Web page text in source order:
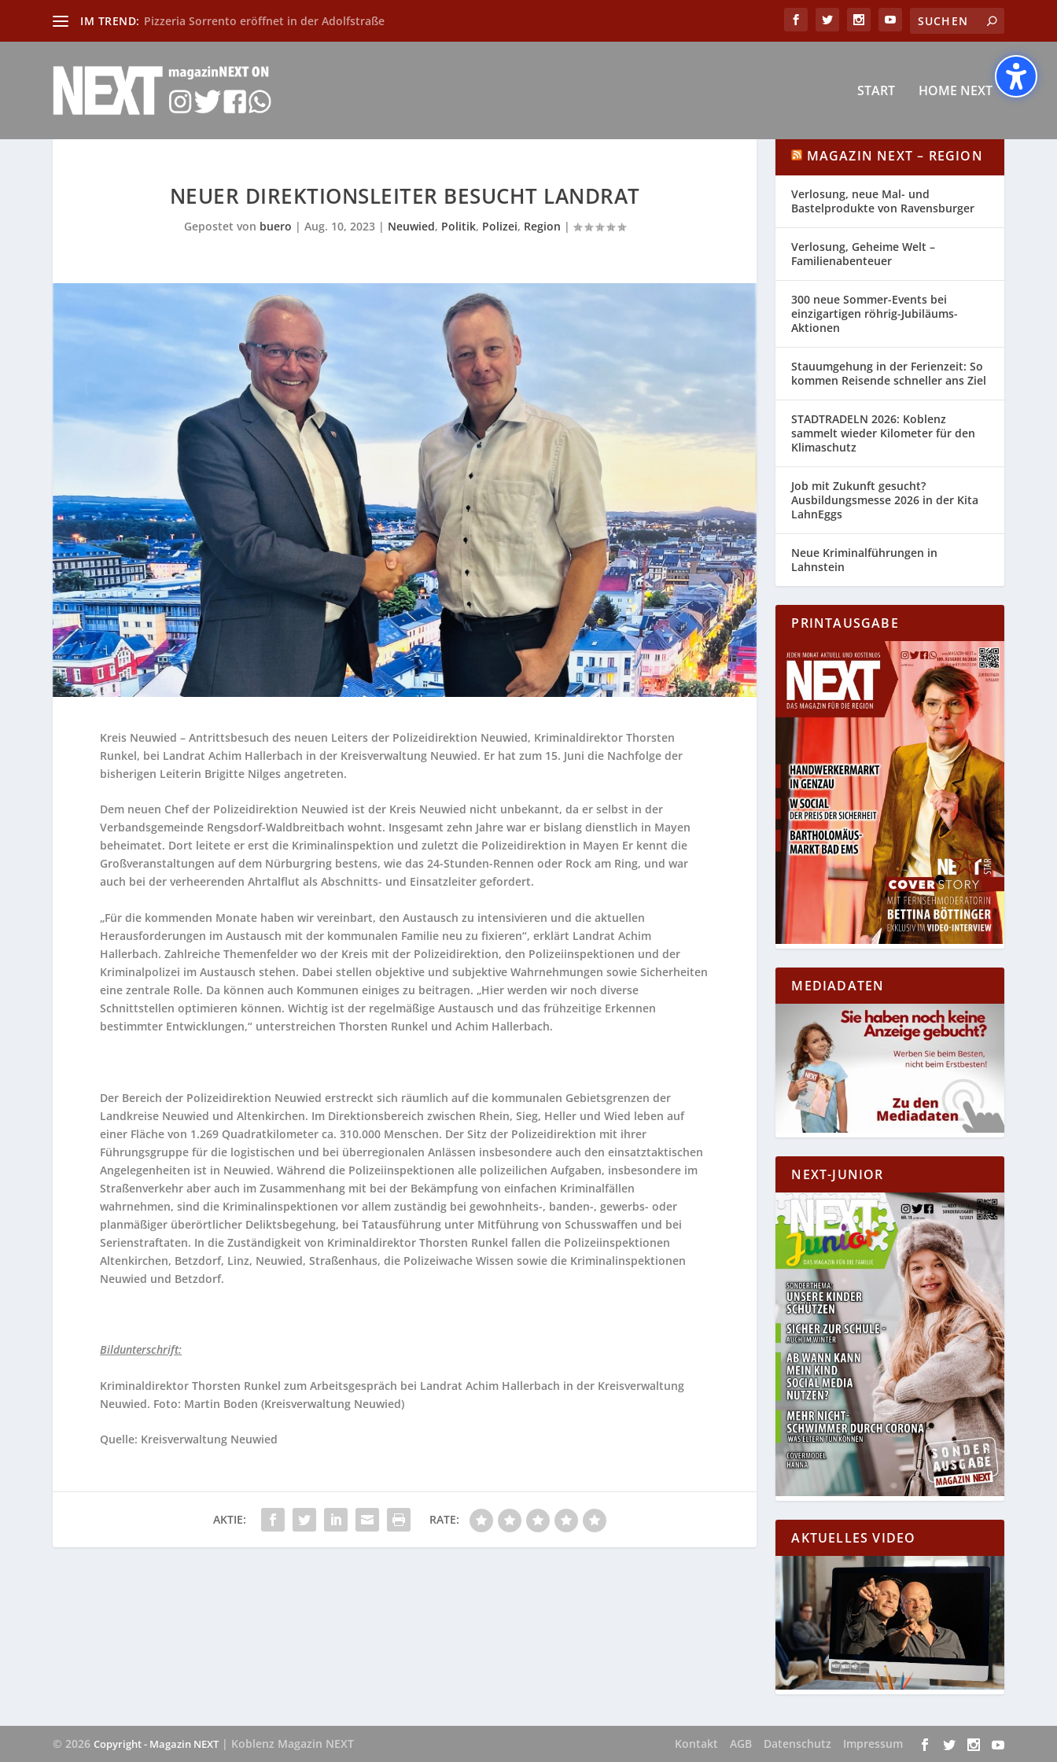
IM TREND: Pizzeria Sorrento eröffnet in der Adolfstraße
START HOME NEXT
NEUER DIREKTIONSLEITER BESUCHT LANDRAT
Gepostet von buero |Aug. 10, 2023 | Neuwied, Politik, Polizei, Region |
Kreis Neuwied – Antrittsbesuch des neuen Leiters der Polizeidirektion Neuwied, Kriminaldirektor Thorsten
Runkel, bei Landrat Achim Hallerbach in der Kreisverwaltung Neuwied. Er hat zum 15. Juni die Nachfolge der
bisherigen Leiterin Brigitte Nilges angetreten.
Dem neuen Chef der Polizeidirektion Neuwied ist der Kreis Neuwied nicht unbekannt, da er selbst in der
Verbandsgemeinde Rengsdorf-Waldbreitbach wohnt. Insgesamt zehn Jahre war er bislang dienstlich in Mayen
beheimatet. Dort leitete er erst die Kriminalinspektion und zuletzt die Polizeidirektion in Mayen Er kennt die
Großveranstaltungen auf dem Nürburgring bestens, wie das 24-Stunden-Rennen oder Rock am Ring, und war
auch bei der verheerenden Ahrtalflut als Abschnitts- und Einsatzleiter gefordert.
„Für die kommenden Monate haben wir vereinbart, den Austausch zu intensivieren und die aktuellen
Herausforderungen im Austausch mit der kommunalen Familie neu zu fixieren“, erklärt Landrat Achim
Hallerbach. Zahlreiche Themenfelder wo der Kreis mit der Polizeidirektion, den Polizeiinspektionen und der
Kriminalpolizei im Austausch stehen. Dabei stellen objektive und subjektive Wahrnehmungen sowie Sicherheiten
eine zentrale Rolle. Da können auch Kommunen einiges zu beitragen. „Hier werden wir noch diverse
Schnittstellen optimieren können. Wichtig ist der regelmäßige Austausch und das frühzeitige Erkennen
bestimmter Entwicklungen,“ unterstreichen Thorsten Runkel und Achim Hallerbach.
Der Bereich der Polizeidirektion Neuwied erstreckt sich räumlich auf die kommunalen Gebietsgrenzen der
Landkreise Neuwied und Altenkirchen. Im Direktionsbereich zwischen Rhein, Sieg, Heller und Wied leben auf
einer Fläche von 1.269 Quadratkilometer ca. 310.000 Menschen. Der Sitz der Polizeidirektion mit ihrer
Führungsgruppe für die logistischen und bei überregionalen Anlässen insbesondere auch den einsatztaktischen
Angelegenheiten ist in Neuwied. Während die Polizeiinspektionen alle polizeilichen Aufgaben, insbesondere im
Straßenverkehr aber auch im Zusammenhang mit bei der Bekämpfung von einfachen Kriminalfällen
wahrnehmen, sind die Kriminalinspektionen vor allem zuständig bei gewohnheits-, banden-, gewerbs- oder
planmäßiger überörtlicher Deliktsbegehung, bei Tatausführung unter Mitführung von Schusswaffen und bei
Serienstraftaten. In die Zuständigkeit von Kriminaldirektor Thorsten Runkel fallen die Polizeiinspektionen
Altenkirchen, Betzdorf, Linz, Neuwied, Straßenhaus, die Polizeiwache Wissen sowie die Kriminalinspektionen
Neuwied und Betzdorf.
Bildunterschrift:
Kriminaldirektor Thorsten Runkel zum Arbeitsgespräch bei Landrat Achim Hallerbach in der Kreisverwaltung
Neuwied. Foto: Martin Boden (Kreisverwaltung Neuwied)
Quelle: Kreisverwaltung Neuwied
AKTIE: RATE:
MAGAZIN NEXT – REGION
Verlosung, neue Mal- und
Bastelprodukte von Ravensburger
Verlosung, Geheime Welt –
Familienabenteuer
300 neue Sommer-Events bei
einzigartigen röhrig-Jubiläums-
Aktionen
Stauumgehung in der Ferienzeit: So
kommen Reisende schneller ans Ziel
STADTRADELN 2026: Koblenz
sammelt wieder Kilometer für den
Klimaschutz
Job mit Zukunft gesucht?
Ausbildungsmesse 2026 in der Kita
LahnEggs
Neue Kriminalführungen in
Lahnstein
PRINTAUSGABE
MEDIADATEN
NEXT-JUNIOR
AKTUELLES VIDEO
© 2026 Copyright - Magazin NEXT | Koblenz Magazin NEXT Kontakt AGB Datenschutz Impressum